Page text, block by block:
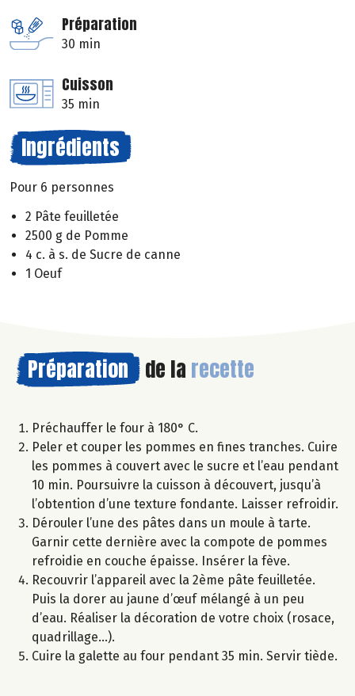
Préparation
30 min
Cuisson
35 min
Ingrédients
Pour 6 personnes
2 Pâte feuilletée
2500 g de Pomme
4 c. à s. de Sucre de canne
1 Oeuf
Préparation de la recette
Préchauffer le four à 180° C.
Peler et couper les pommes en fines tranches. Cuire
les pommes à couvert avec le sucre et l’eau pendant
10 min. Poursuivre la cuisson à découvert, jusqu’à
l’obtention d’une texture fondante. Laisser refroidir.
Dérouler l’une des pâtes dans un moule à tarte.
Garnir cette dernière avec la compote de pommes
refroidie en couche épaisse. Insérer la fève.
Recouvrir l’appareil avec la 2ème pâte feuilletée.
Puis la dorer au jaune d’œuf mélangé à un peu
d’eau. Réaliser la décoration de votre choix (rosace,
quadrillage...).
Cuire la galette au four pendant 35 min. Servir tiède.